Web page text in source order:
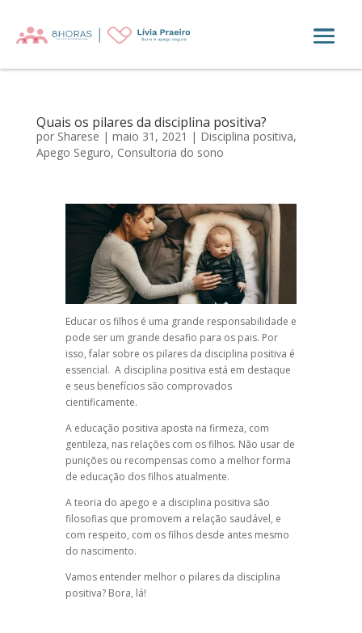
Quais os pilares da disciplina positiva?
por Sharese | maio 31, 2021 | Disciplina positiva,
Apego Seguro, Consultoria do sono
Educar os filhos é uma grande responsabilidade e
pode ser um grande desafio para os pais. Por
isso, falar sobre os pilares da disciplina positiva é
essencial. A disciplina positiva está em destaque
e seus benefícios são comprovados
cientificamente.
A educação positiva aposta na firmeza, com
gentileza, nas relações com os filhos. Não usar de
punições ou recompensas como a melhor forma
de educação dos filhos atualmente.
Ateoria do apego e a disciplina positiva são
filosofias que promovem a relação saudável, e
com respeito, com os filhos desde antes mesmo
do nascimento.
Vamos entender melhor o pilares da disciplina
positiva? Bora, lá!